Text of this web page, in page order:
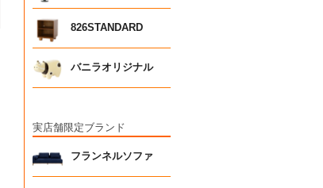
826STANDARD
バニラオリジナル
実店舗限定ブランド
フランネルソファ